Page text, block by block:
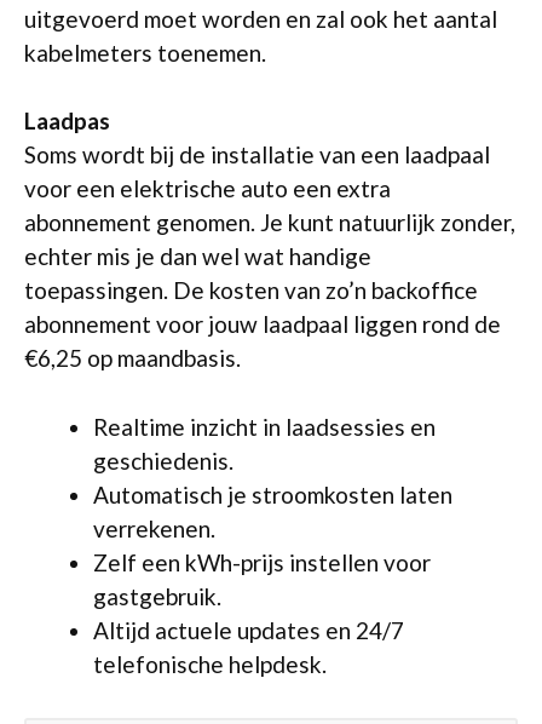
uitgevoerd moet worden en zal ook het aantal
kabelmeters toenemen.
Laadpas
Soms wordt bij de installatie van een laadpaal
voor een elektrische auto een extra
abonnement genomen. Je kunt natuurlijk zonder,
echter mis je dan wel wat handige
toepassingen. De kosten van zo’n backoffice
abonnement voor jouw laadpaal liggen rond de
€6,25 op maandbasis.
Realtime inzicht in laadsessies en
geschiedenis.
Automatisch je stroomkosten laten
verrekenen.
Zelf een kWh-prijs instellen voor
gastgebruik.
Altijd actuele updates en 24/7
telefonische helpdesk.